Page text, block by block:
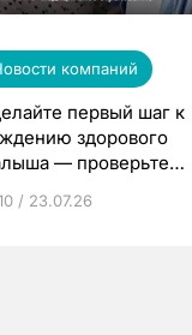
компаний
первый шаг к
здорового
— проверьте
ОМС!
/ 23.07.26